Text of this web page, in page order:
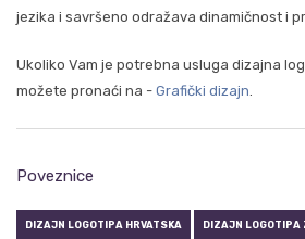
jezika i savršeno odražava dinamičnost i
Ukoliko Vam je potrebna usluga dizajna
možete pronaći na - Grafički dizajn
Poveznice
DIZAJN LOGOTIPA HRVATSKA DIZAJN LOGOTIPA